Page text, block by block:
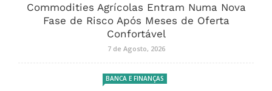
Commodities Agrícolas Entram Numa Nova
Fase de Risco Após Meses de Oferta
Confortável
7 de Agosto, 2026
BANCA E FINANÇAS